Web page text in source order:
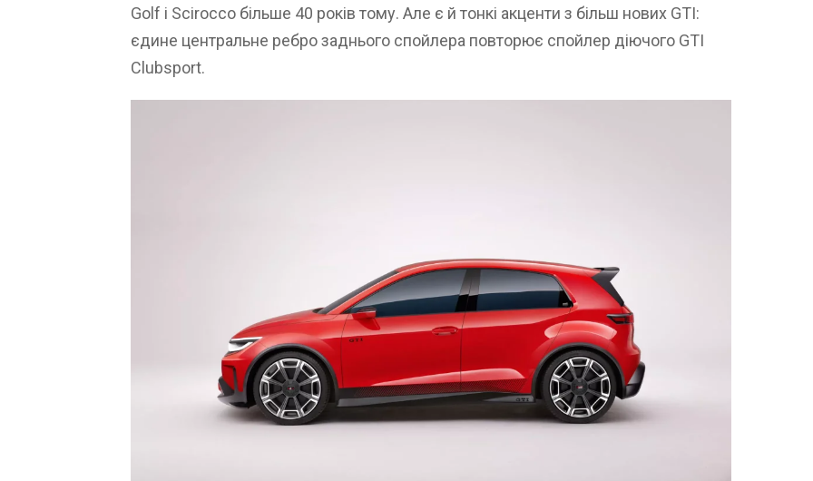
Golf і Scirocco більше 40 років тому. Але є й тонкі акценти з більш нових GTI:
єдине центральне ребро заднього спойлера повторює спойлер діючого GTI
Clubsport.